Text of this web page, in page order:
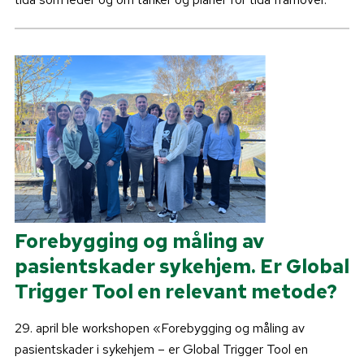
Forebygging og måling av
pasientskader sykehjem. Er Global
Trigger Tool en relevant metode?
29. april ble workshopen «Forebygging og måling av
pasientskader i sykehjem – er Global Trigger Tool en